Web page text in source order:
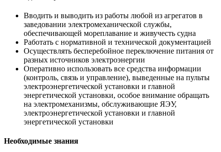
Вводить и выводить из работы любой из агрегатов в
заведовании электромеханической службы,
обеспечивающей мореплавание и живучесть судна
Работать с нормативной и технической документацией
Осуществлять бесперебойное переключение питания от
разных источников электроэнергии
Оперативно использовать все средства информации
(контроль, связь и управление), выведенные на пульты
электроэнергетической установки и главной
энергетической установки, особое внимание обращать
на электромеханизмы, обслуживающие ЯЭУ,
электроэнергетической установки и главной
энергетической установки
Необходимые знания